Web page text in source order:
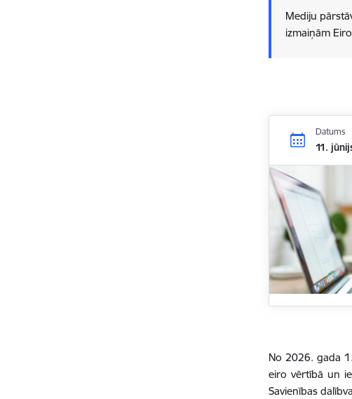
Mediju
izmaiņām
Datums
11.
No 2026. gada
eiro vērtībā un
Savienības